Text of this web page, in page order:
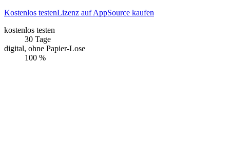
Kostenlos testenLizenz auf AppSource kaufen
kostenlos testen
30 Tage
digital, ohne Papier-Lose
100 %